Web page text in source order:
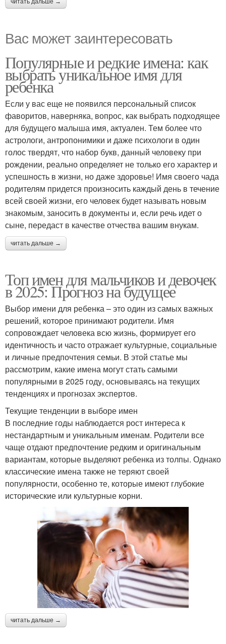
Вас может заинтересовать
Популярные и редкие имена: как
выбрать уникальное имя для
ребенка
Если у вас еще не появился персональный список
фаворитов, наверняка, вопрос, как выбрать подходящее
для будущего малыша имя, актуален. Тем более что
астрологи, антропонимики и даже психологи в один
голос твердят, что набор букв, данный человеку при
рождении, реально определяет не только его характер и
успешность в жизни, но даже здоровье! Имя своего чада
родителям придется произносить каждый день в течение
всей своей жизни, его человек будет называть новым
знакомым, заносить в документы и, если речь идет о
сыне, передаст в качестве отчества вашим внукам.
читать дальше →
Топ имен для мальчиков и девочек
в 2025: Прогноз на будущее
Выбор имени для ребенка – это один из самых важных
решений, которое принимают родители. Имя
сопровождает человека всю жизнь, формирует его
идентичность и часто отражает культурные, социальные
и личные предпочтения семьи. В этой статье мы
рассмотрим, какие имена могут стать самыми
популярными в 2025 году, основываясь на текущих
тенденциях и прогнозах экспертов.
Текущие тенденции в выборе имен
В последние годы наблюдается рост интереса к
нестандартным и уникальным именам. Родители все
чаще отдают предпочтение редким и оригинальным
вариантам, которые выделяют ребенка из толпы. Однако
классические имена также не теряют своей
популярности, особенно те, которые имеют глубокие
исторические или культурные корни.
читать дальше →